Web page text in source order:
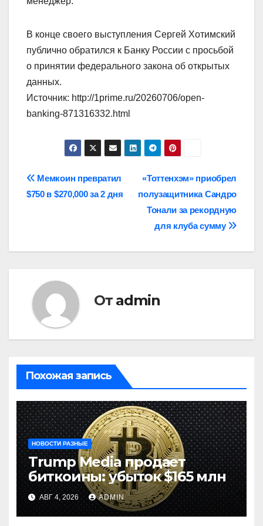
В конце своего выступления Сергей Хотимский
публично обратился к Банку России с просьбой
о принятии федерального закона об открытых
данных.
Источник: http://1prime.ru/20260706/open-
banking-871316332.html
Навигация
по
«Тоттенхэм» приобрел
полузащитника Сандро
Тонали за рекордную
для клуба сумму
Мемкоин превратил
$750 в $270,000 за 2 дня
От admin
Похожая запись
НОВОСТИ РАЗНЫЕ
Trump Media продает
биткоины: убыток $165 млн
АВГ 4, 2026 ADMIN